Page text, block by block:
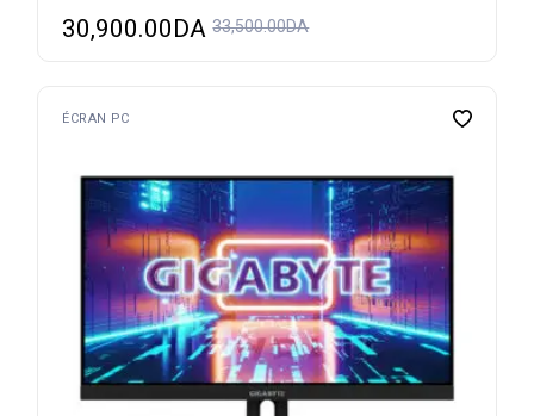
33,500.00DA
30,900.00DA
ÉCRAN PC